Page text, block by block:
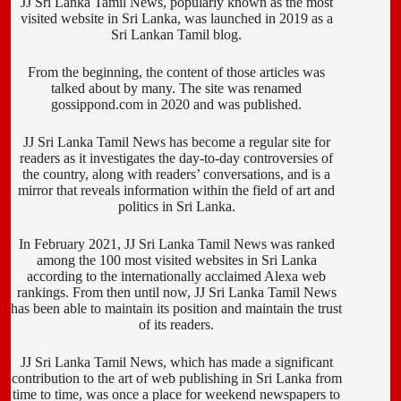
visited website in Sri Lanka, was launched in 2019 as a
Sri Lankan Tamil blog.
From the beginning, the content of those articles was
talked about by many. The site was renamed
gossippond.com in 2020 and was published.
JJ Sri Lanka Tamil News has become a regular site for
readers as it investigates the day-to-day controversies of
the country, along with readers’ conversations, and is a
mirror that reveals information within the field of art and
politics in Sri Lanka.
In February 2021, JJ Sri Lanka Tamil News was ranked
among the 100 most visited websites in Sri Lanka
according to the internationally acclaimed Alexa web
rankings. From then until now, JJ Sri Lanka Tamil News
has been able to maintain its position and maintain the trust
of its readers.
JJ Sri Lanka Tamil News, which has made a significant
contribution to the art of web publishing in Sri Lanka from
time to time, was once a place for weekend newspapers to